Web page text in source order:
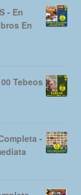
- En
En
Tebeos
-